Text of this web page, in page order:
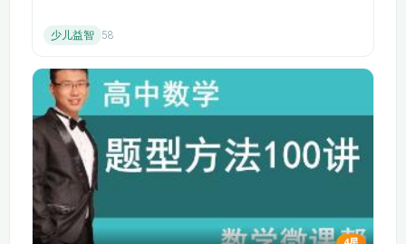
规律
决策
9.2.3 垄断市场的效率
损失
9.3.2 现实中的求价格
决策
10.1.1 GDP及相关指
10.1.2 GDP的含义及
少儿益智 58